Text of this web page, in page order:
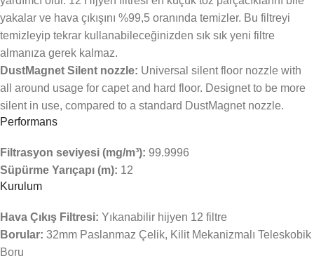
yakalar ve hava çıkışını %99,5 oranında temizler. Bu filtreyi
temizleyip tekrar kullanabileceğinizden sık sık yeni filtre
almanıza gerek kalmaz.
DustMagnet Silent nozzle: Universal silent floor nozzle with
all around usage for capet and hard floor. Designet to be more
silent in use, compared to a standard DustMagnet nozzle.
Performans
Filtrasyon seviyesi (mg/m³): 99.9996
Süpürme Yarıçapı (m): 12
Kurulum
Hava Çıkış Filtresi: Yıkanabilir hijyen 12 filtre
Borular: 32mm Paslanmaz Çelik, Kilit Mekanizmalı Teleskobik
Boru